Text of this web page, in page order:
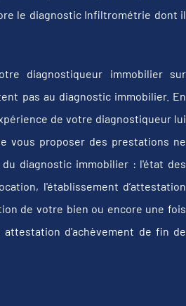
le diagnostic Infiltrométrie dont il
diagnostiqueur immobilier sur
pas au diagnostic immobilier. En
de votre diagnostiqueur lui
vous proposer des prestations ne
diagnostic immobilier : l'état des
l'établissement d’attestation
de votre bien ou encore une fois
d'achèvement de fin de